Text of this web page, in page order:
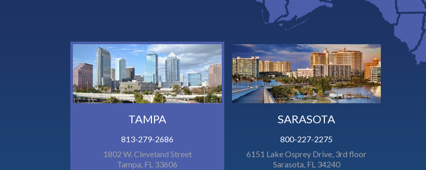
TAMPA
813-279-2686
1802 W. Cleveland Street
Tampa, FL 33606
SARASOTA
800-227-2275
6151 Lake Osprey Drive, 3rd floor
Sarasota, FL 34240